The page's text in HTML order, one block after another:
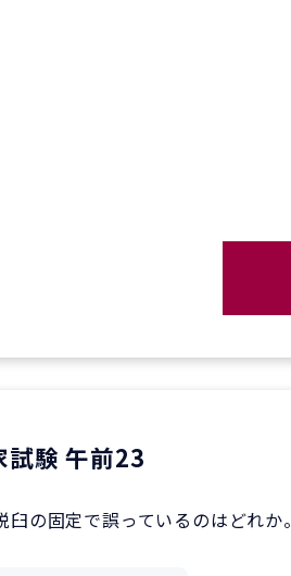
験 午前23
の固定で誤っているのはどれか。